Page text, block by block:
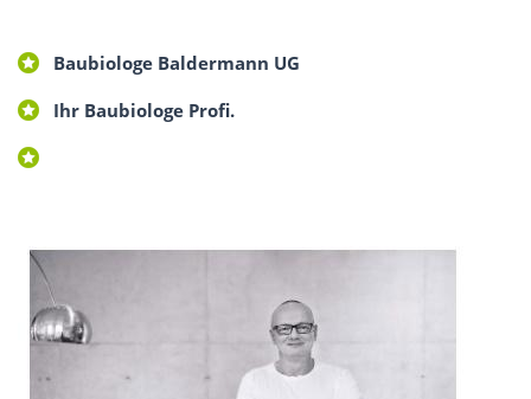
Baubiologe Baldermann UG
Ihr Baubiologe Profi.